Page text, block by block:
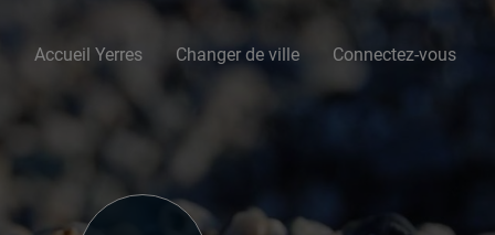
Accueil Yerres Changer de ville Connectez-vous